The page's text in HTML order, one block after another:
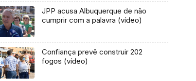
JPP acusa Albuquerque de não
cumprir com a palavra (vídeo)
Confiança prevê construir 202
fogos (vídeo)